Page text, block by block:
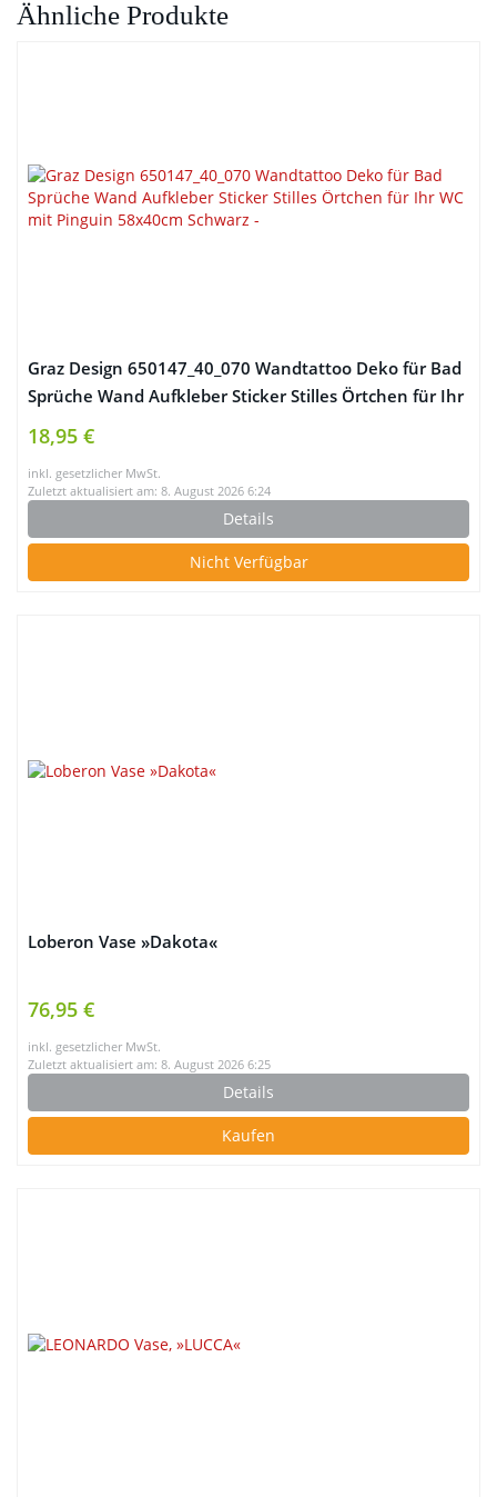
Ähnliche Produkte
Graz Design 650147_40_070 Wandtattoo Deko für Bad
Sprüche Wand Aufkleber Sticker Stilles Örtchen für Ihr
WC mit Pinguin 58x40cm Schwarz
18,95 €
inkl. gesetzlicher MwSt.
Zuletzt aktualisiert am: 8. August 2026 6:24
Details
Nicht Verfügbar
Loberon Vase »Dakota«
76,95 €
inkl. gesetzlicher MwSt.
Zuletzt aktualisiert am: 8. August 2026 6:25
Details
Kaufen